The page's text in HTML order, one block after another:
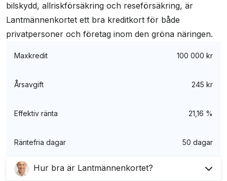
bilskydd, allriskförsäkring och reseförsäkring, är
Lantmännenkortet ett bra kreditkort för både
privatpersoner och företag inom den gröna näringen.
Maxkredit 100 000 kr
Årsavgift 245 kr
Effektiv ränta 21,16 %
Räntefria dagar 50 dagar
Hur bra är Lantmännenkortet?